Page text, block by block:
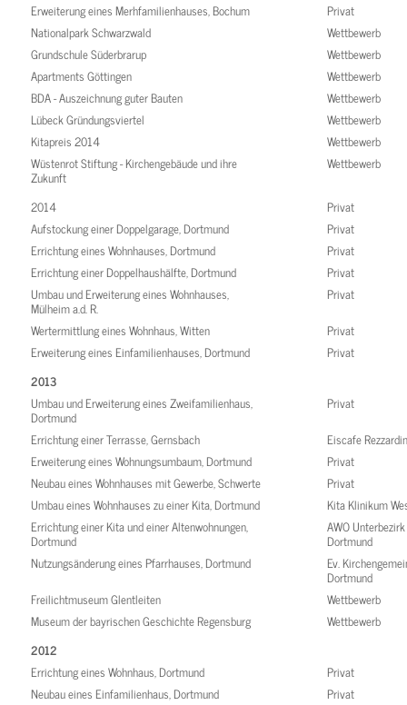
Erweiterung eines Merhfamilienhauses, Bochum
Privat
Nationalpark Schwarzwald
Wettbewerb
Grundschule Süderbrarup
Wettbewerb
Apartments Göttingen
Wettbewerb
BDA - Auszeichnung guter Bauten
Wettbewerb
Lübeck Gründungsviertel
Wettbewerb
Kitapreis 2014
Wettbewerb
Wüstenrot Stiftung - Kirchengebäude und ihre
Zukunft
Wettbewerb
2014
Privat
Aufstockung einer Doppelgarage, Dortmund
Privat
Errichtung eines Wohnhauses, Dortmund
Privat
Errichtung einer Doppelhaushälfte, Dortmund
Privat
Umbau und Erweiterung eines Wohnhauses,
Mülheim a.d. R.
Privat
Wertermittlung eines Wohnhaus, Witten
Privat
Erweiterung eines Einfamilienhauses, Dortmund
Privat
2013
Umbau und Erweiterung eines Zweifamilienhaus,
Dortmund
Privat
Errichtung einer Terrasse, Gernsbach
Eiscafe
Erweiterung eines Wohnungsumbaum, Dortmund
Privat
Neubau eines Wohnhauses mit Gewerbe, Schwerte
Privat
Umbau eines Wohnhauses zu einer Kita, Dortmund
Kita Klinikum
Errichtung einer Kita und einer Altenwohnungen,
Dortmund
AWO Unterbezirk
Dortmund
Nutzungsänderung eines Pfarrhauses, Dortmund
Ev.
Dortmund
Freilichtmuseum Glentleiten
Wettbewerb
Museum der bayrischen Geschichte Regensburg
Wettbewerb
2012
Errichtung eines Wohnhaus, Dortmund
Privat
Neubau eines Einfamilienhaus, Dortmund
Privat